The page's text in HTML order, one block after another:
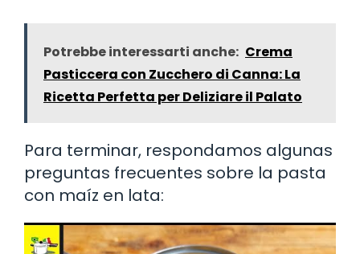
Potrebbe interessarti anche: Crema
Pasticcera con Zucchero di Canna: La
Ricetta Perfetta per Deliziare il Palato
Para terminar, respondamos algunas
preguntas frecuentes sobre la pasta
con maíz en lata: